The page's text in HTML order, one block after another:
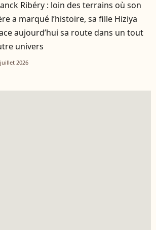
Ribéry : loin des terrains où son
a marqué l’histoire, sa fille Hiziya
aujourd’hui sa route dans un tout
univers
2026